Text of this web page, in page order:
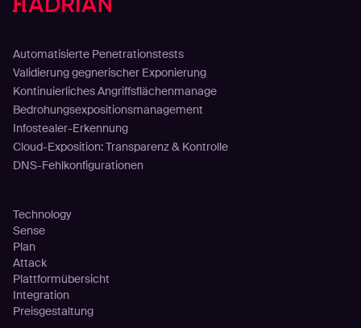
Automatisierte Penetrationstests
Validierung gegnerischer Exponierung
Kontinuierliches Angriffsflächenmanage
Bedrohungsexpositionsmanagement
Infostealer-Erkennung
Cloud-Exposition: Transparenz & Kontrolle
DNS-Fehlkonfigurationen
Technology
Sense
Plan
Attack
Plattformübersicht
Integration
Preisgestaltung